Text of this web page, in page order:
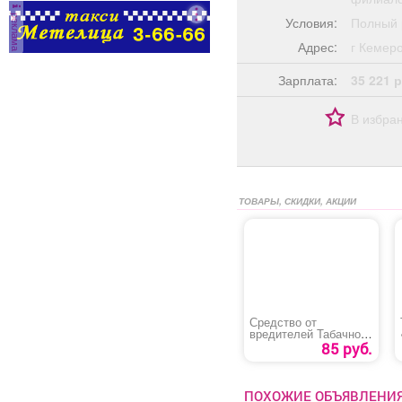
реклама
Условия:
Полный
Адрес:
г
Зарплата:
35 221
В
ТОВАРЫ, СКИДКИ, АКЦИИ
Средство от
вредителей Табачное
мыло 85 руб.
ПОХОЖИЕ